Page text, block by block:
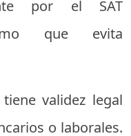
por el SAT
que evita
validez legal
o laborales.